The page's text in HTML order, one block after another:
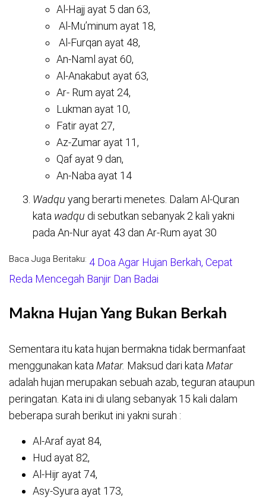
Al-Hajj ayat 5 dan 63,
Al-Mu’minum ayat 18,
Al-Furqan ayat 48,
An-Naml ayat 60,
Al-Anakabut ayat 63,
Ar- Rum ayat 24,
Lukman ayat 10,
Fatir ayat 27,
Az-Zumar ayat 11,
Qaf ayat 9 dan,
An-Naba ayat 14
Wadqu yang berarti menetes. Dalam Al-Quran
kata wadqu di sebutkan sebanyak 2 kali yakni
pada An-Nur ayat 43 dan Ar-Rum ayat 30
Baca Juga Beritaku: 4 Doa Agar Hujan Berkah, Cepat
Reda Mencegah Banjir Dan Badai
Makna Hujan Yang Bukan Berkah
Sementara itu kata hujan bermakna tidak bermanfaat
menggunakan kata Matar. Maksud dari kata Matar
adalah hujan merupakan sebuah azab, teguran ataupun
peringatan. Kata ini di ulang sebanyak 15 kali dalam
beberapa surah berikut ini yakni surah :
Al-Araf ayat 84,
Hud ayat 82,
Al-Hijr ayat 74,
Asy-Syura ayat 173,